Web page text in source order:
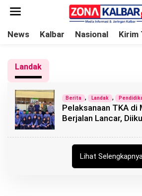
News Kalbar Nasional Kirim
Landak
Berita , Landak ,
Pelaksanaan TKA di
Berjalan Lancar,
Lihat